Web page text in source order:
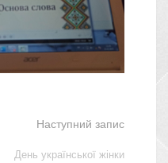
Наступний запис
День української жінки